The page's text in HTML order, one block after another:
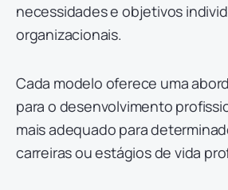
necessidades e objetivos
organizacionais.
Cada modelo oferece uma
para o desenvolvimento
mais adequado para
carreiras ou estágios de vida